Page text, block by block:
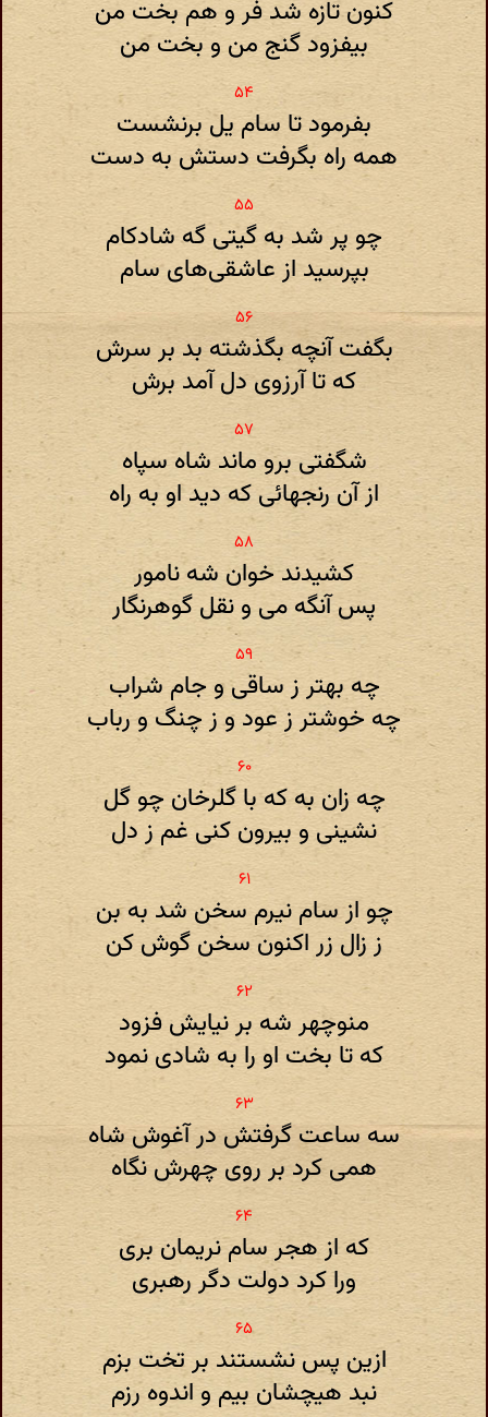
کنون تازه شد فر و هم بخت من
بیفزود گنج من و بخت من
بفرمود تا سام یل برنشست
همه راه بگرفت دستش به دست
چو پر شد به گیتی گه شادکام
بپرسید از عاشقی‌های سام
بگفت آنچه بگذشته بد بر سرش
که تا آرزوی دل آمد برش
شگفتی برو ماند شاه سپاه
از آن رنجهائی که دید او به راه
کشیدند خوان شه نامور
پس آنگه می و نقل گوهرنگار
چه بهتر ز ساقی و جام شراب
چه خوشتر ز عود و ز چنگ و رباب
چه زان به که با گلرخان چو گل
نشینی و بیرون کنی غم ز دل
چو از سام نیرم سخن شد به بن
ز زال زر اکنون سخن گوش کن
منوچهر شه بر نیایش فزود
که تا بخت او را به شادی نمود
سه ساعت گرفتش در آغوش شاه
همی کرد بر روی چهرش نگاه
که از هجر سام نریمان بری
ورا کرد دولت دگر رهبری
ازین پس نشستند بر تخت بزم
نبد هیچشان بیم و اندوه رزم